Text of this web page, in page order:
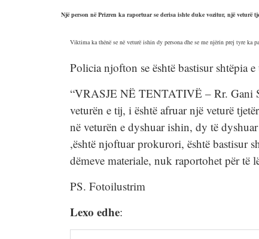
Një person në Prizren ka raportuar se derisa ishte duke vozitur, një veturë
Viktima ka thënë se në veturë ishin dy persona dhe se me njërin prej tyre ka
Policia njofton se është bastisur shtëpia
“VRASJE NË TENTATIVË – Rr. Gani
veturën e tij, i është afruar një veturë
në veturën e dyshuar ishin, dy të
,është njoftuar prokurori, është bastisur
dëmeve materiale, nuk raportohet për të
PS. Fotoilustrim
Lexo edhe: